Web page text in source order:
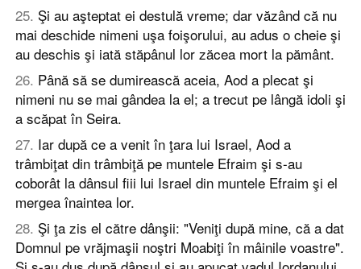
25. Şi au aşteptat ei destulă vreme; dar văzând că nu
mai deschide nimeni uşa foişorului, au adus o cheie şi
au deschis şi iată stăpânul lor zăcea mort la pământ.
26. Până să se dumirească aceia, Aod a plecat şi
nimeni nu se mai gândea la el; a trecut pe lângă idoli şi
a scăpat în Seira.
27. Iar după ce a venit în ţara lui Israel, Aod a
trâmbiţat din trâmbiţă pe muntele Efraim şi s-au
coborât la dânsul fiii lui Israel din muntele Efraim şi el
mergea înaintea lor.
28. Şi ţa zis el către dânşii: "Veniţi după mine, că a dat
Domnul pe vrăjmaşii noştri Moabiţi în mâinile voastre".